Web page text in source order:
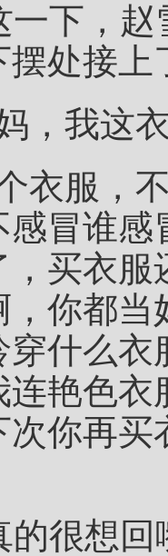
一下，
摆处接上
，我这
衣服，
感冒谁感
，买衣
，你都当
穿什么衣
连艳色
次你再买
的很想